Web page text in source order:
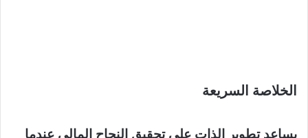
الخلاصة السريعة
يساعد تطوير الذات على تحقيق النجاح المالي عندما